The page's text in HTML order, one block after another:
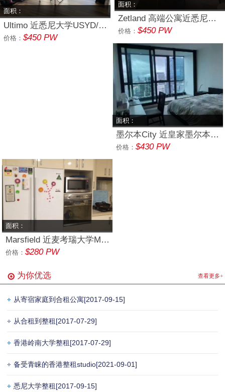
面积：
Ultimo 近悉尼大学USYD/悉尼科技大学UTS 单间
价格： $450 PW
面积：
Zetland 高端公寓近悉尼大学USYD/悉尼科技大学UTS 单间
价格：$450 PW
面积：
墨尔本City 近皇家墨尔本理工大学 RMIT 主卧
价格： $430 PW
面积：
Marsfield 近麦考瑞大学MQ 单间
价格：$280 PW
查看更多+
为你优选
从寄宿家庭到合租公寓[2017-09-15]
从合租到整租[2017-07-29]
香港岭南大学整租[2017-07-29]
备受青睐的香港整租studio[2021-09-01]
悉尼大学整租[2017-09-15]